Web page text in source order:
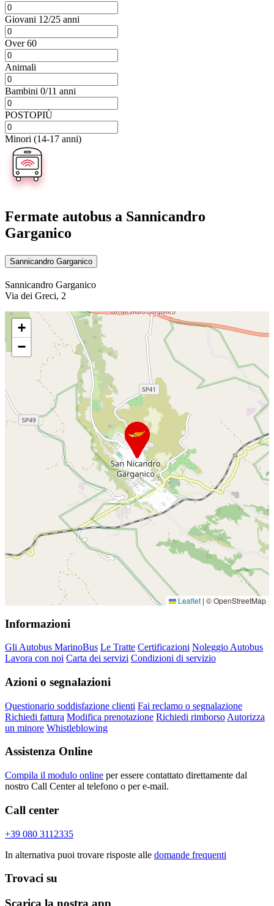
Giovani 12/25 anni
Over 60
Animali
Bambini 0/11 anni
POSTOPIÙ
Minori (14-17 anni)
Fermate autobus a Sannicandro
Garganico
Sannicandro Garganico
Sannicandro Garganico
Via dei Greci, 2
+
−
Leaflet | © OpenStreetMap
Informazioni
Gli Autobus MarinoBus Le Tratte Certificazioni Noleggio Autobus
Lavora con noi Carta dei servizi Condizioni di servizio
Azioni o segnalazioni
Questionario soddisfazione clienti Fai reclamo o segnalazione
Richiedi fattura Modifica prenotazione Richiedi rimborso Autorizza
un minore Whistleblowing
Assistenza Online
Compila il modulo online per essere contattato direttamente dal
nostro Call Center al telefono o per e-mail.
Call center
+39 080 3112335
In alternativa puoi trovare risposte alle domande frequenti
Trovaci su
Scarica la nostra app